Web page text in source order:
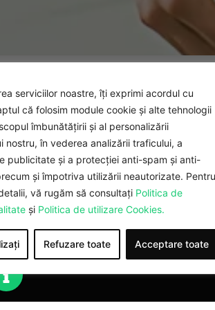
serviciilor noastre, îți exprimi acordul cu
că folosim module cookie și alte tehnologii
îmbunătățirii și al personalizării
nostru, în vederea analizării traficului, a
publicitate și a protecției anti-spam și anti-
și împotriva utilizării neautorizate. Pentru
vă rugăm să consultați Politica de
și Politica de utilizare Cookies.
Refuzare toate Acceptare toate
Explorează
Acasă
Cum încep &
Avantaje &
Colaborare
Tarife &